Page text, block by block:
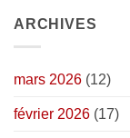
ARCHIVES
mars 2026 (12)
février 2026 (17)